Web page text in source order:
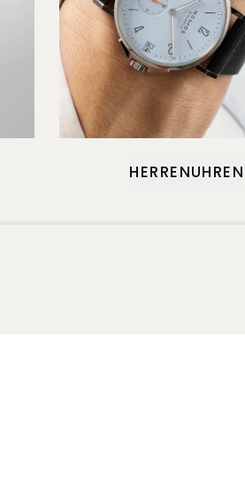
HERRENUHREN